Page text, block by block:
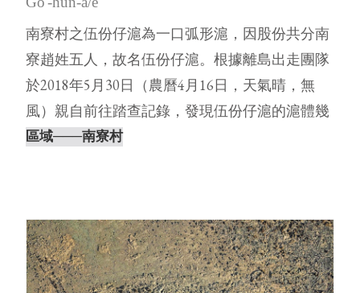
南寮村之伍份仔滬為一口弧形滬，因股份共分南
寮趙姓五人，故名伍份仔滬。根據離島出走團隊
於2018年5月30日（農曆4月16日，天氣晴，無
風）親自前往踏查記錄，發現伍份仔滬的滬體幾
近崩塌，僅勉強看得出形體⋯
區域───南寮村